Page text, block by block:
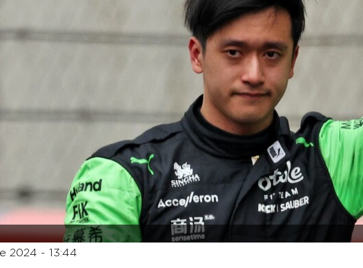
2024 - 13:44